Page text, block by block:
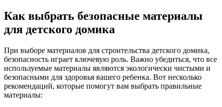
Как выбрать безопасные материалы
для детского домика
При выборе материалов для строительства детского домика,
безопасность играет ключевую роль. Важно убедиться, что все
используемые материалы являются экологически чистыми и
безопасными для здоровья вашего ребенка. Вот несколько
рекомендаций, которые помогут вам выбрать правильные
материалы: